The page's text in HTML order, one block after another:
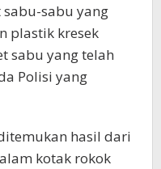
sabu yang
plastik kresek
sabu yang telah
Polisi yang
hasil dari
kotak rokok